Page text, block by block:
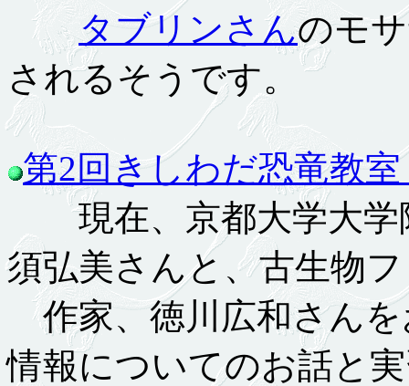
タブリンさんのモ
されるそうです。
第2回きしわだ恐竜教
現在、京都大学大学
須弘美さんと、古生物
作家、徳川広和さん
情報についてのお話と